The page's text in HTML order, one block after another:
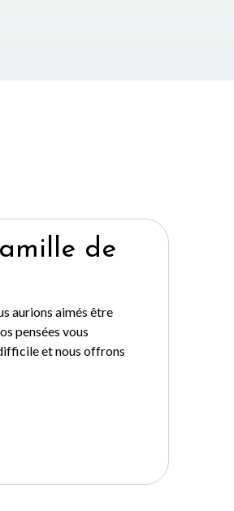
de
aurions aimés être
pensées vous
et nous offrons